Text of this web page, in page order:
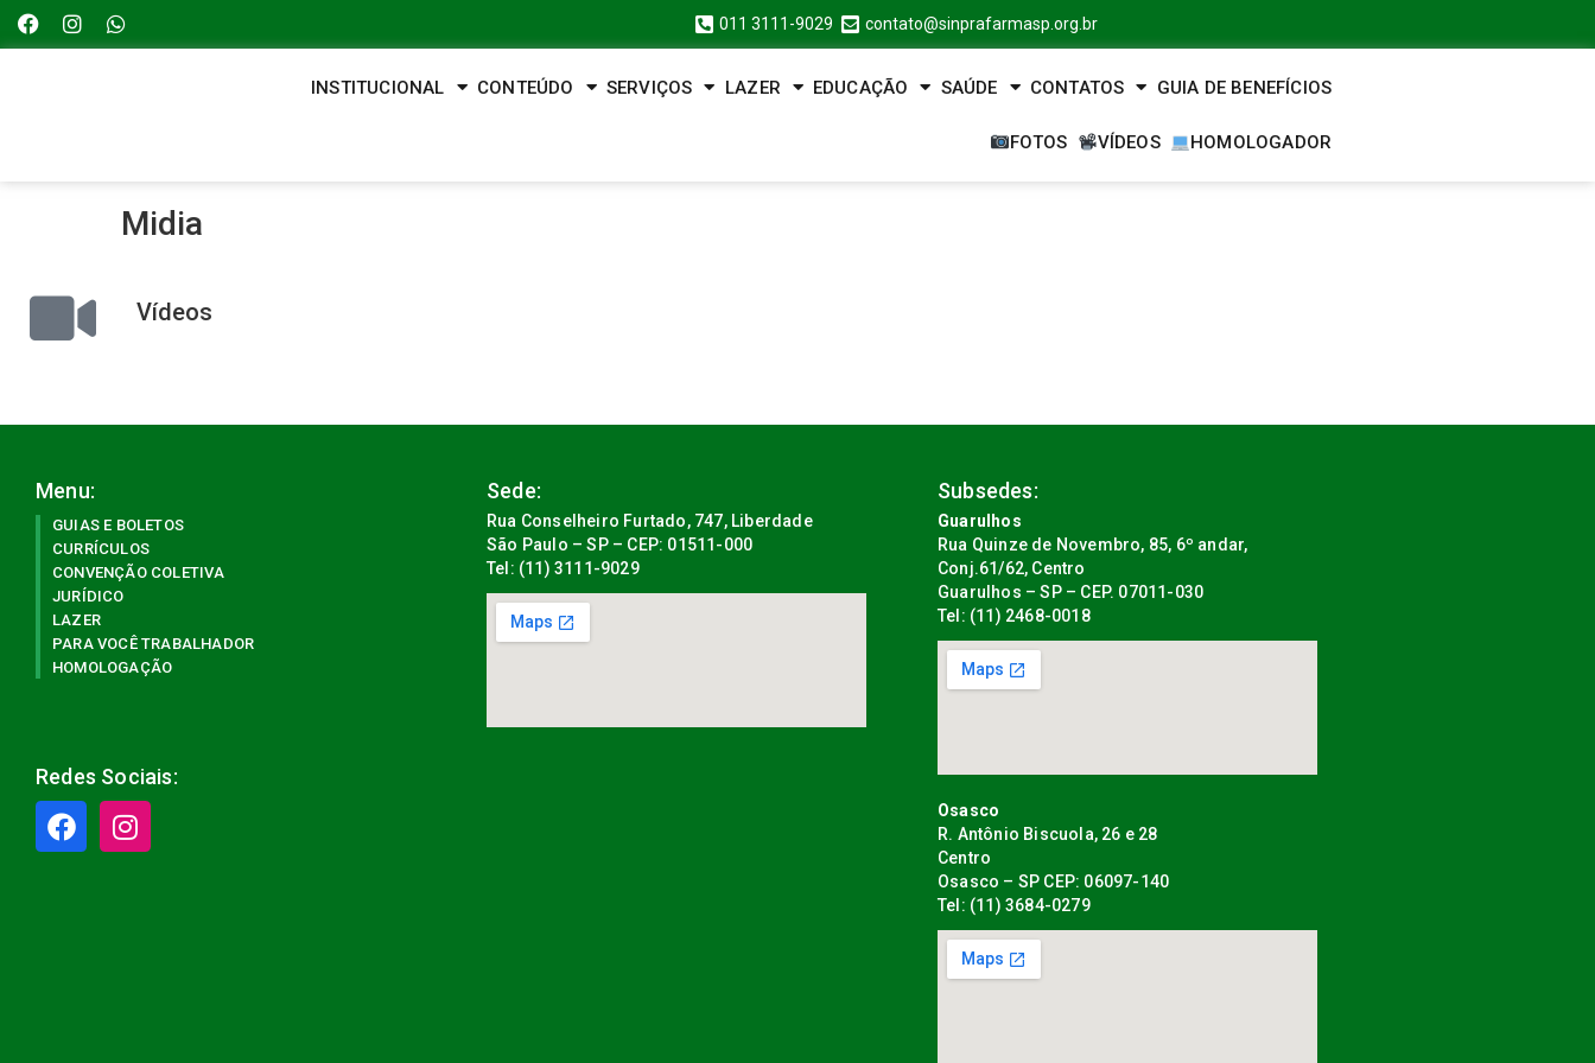
011 3111-9029 contato@sinprafarmasp.org.br
INSTITUCIONAL CONTEÚDO SERVIÇOS LAZER EDUCAÇÃO SAÚDE CONTATOS GUIA DE BENEFÍCIOS
FOTOS VÍDEOS HOMOLOGADOR
Midia
Vídeos
Menu:
GUIAS E BOLETOS
CURRÍCULOS
CONVENÇÃO COLETIVA
JURÍDICO
LAZER
PARA VOCÊ TRABALHADOR
HOMOLOGAÇÃO
Redes Sociais:
Sede:
Rua Conselheiro Furtado, 747, Liberdade
São Paulo – SP – CEP: 01511-000
Tel: (11) 3111-9029
Subsedes:
Guarulhos
Rua Quinze de Novembro, 85, 6º andar,
Conj.61/62, Centro
Guarulhos – SP – CEP. 07011-030
Tel: (11) 2468-0018
Osasco
R. Antônio Biscuola, 26 e 28
Centro
Osasco – SP CEP: 06097-140
Tel: (11) 3684-0279